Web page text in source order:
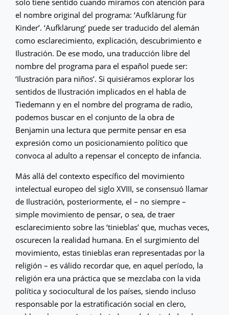
solo tiene sentido cuando miramos con atención para
el nombre original del programa: ‘Aufklärung für
Kinder’. ‘Aufklärung’ puede ser traducido del alemán
como esclarecimiento, explicación, descubrimiento e
Ilustración. De ese modo, una traducción libre del
nombre del programa para el español puede ser:
‘Ilustración para niños’. Si quisiéramos explorar los
sentidos de Ilustración implicados en el habla de
Tiedemann y en el nombre del programa de radio,
podemos buscar en el conjunto de la obra de
Benjamin una lectura que permite pensar en esa
expresión como un posicionamiento político que
convoca al adulto a repensar el concepto de infancia.
Más allá del contexto específico del movimiento
intelectual europeo del siglo XVIII, se consensuó llamar
de Ilustración, posteriormente, el – no siempre –
simple movimiento de pensar, o sea, de traer
esclarecimiento sobre las ‘tinieblas’ que, muchas veces,
oscurecen la realidad humana. En el surgimiento del
movimiento, estas tinieblas eran representadas por la
religión – es válido recordar que, en aquel período, la
religión era una práctica que se mezclaba con la vida
política y sociocultural de los países, siendo incluso
responsable por la estratificación social en clero,